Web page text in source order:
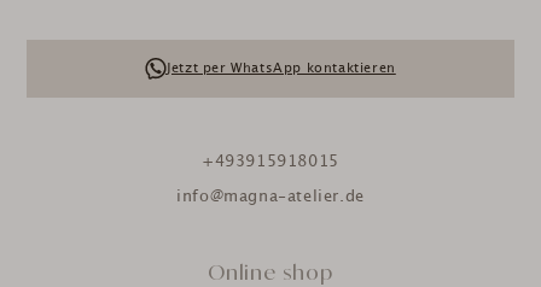
Jetzt per WhatsApp kontaktieren
+493915918015
info@magna-atelier.de
Online shop